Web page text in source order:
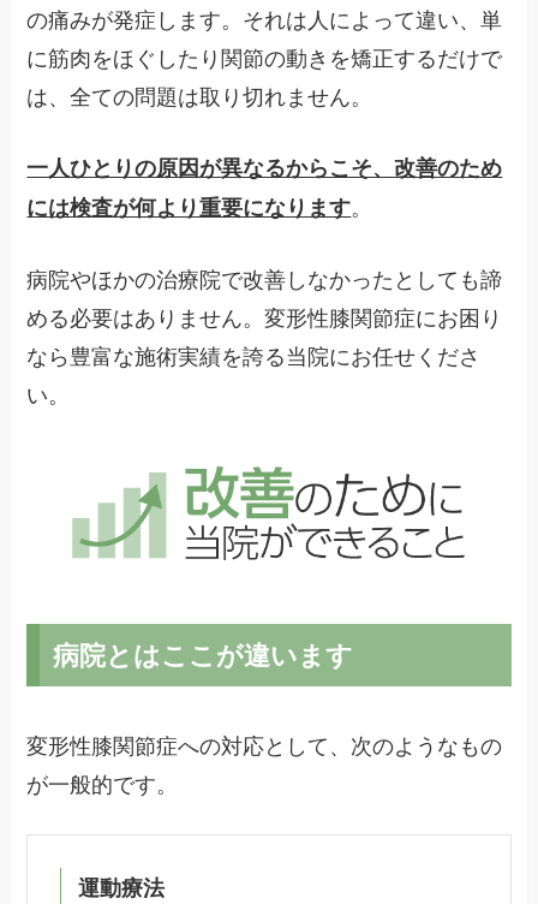
の痛みが発症します。それは人によって違い、単
に筋肉をほぐしたり関節の動きを矯正するだけで
は、全ての問題は取り切れません。
一人ひとりの原因が異なるからこそ、改善のため
には検査が何より重要になります。
病院やほかの治療院で改善しなかったとしても諦
める必要はありません。変形性膝関節症にお困り
なら豊富な施術実績を誇る当院にお任せくださ
い。
病院とはここが違います
変形性膝関節症への対応として、次のようなもの
が一般的です。
運動療法